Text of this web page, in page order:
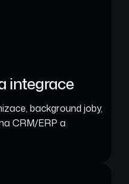
integrace
background joby,
CRM/ERP a